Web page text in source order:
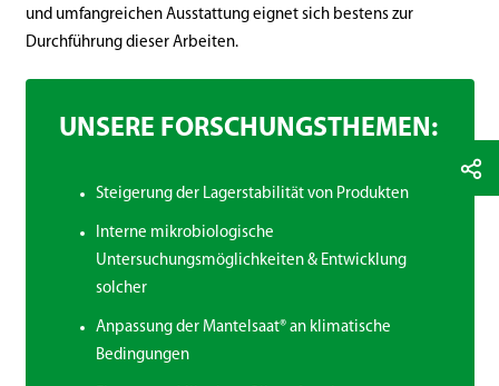
und umfangreichen Ausstattung eignet sich bestens zur
Durchführung dieser Arbeiten.
UNSERE FORSCHUNGSTHEMEN:
Steigerung der Lagerstabilität von Produkten
Interne mikrobiologische
Untersuchungsmöglichkeiten & Entwicklung
solcher
Anpassung der Mantelsaat® an klimatische
Bedingungen